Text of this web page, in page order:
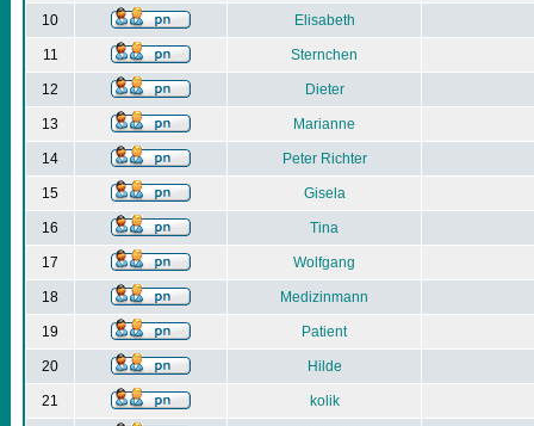
10 Elisabeth
11 Sternchen
12 Dieter
13 Marianne
14 Peter Richter
15 Gisela
16 Tina
17 Wolfgang
18 Medizinmann
19 Patient
20 Hilde
21 kolik